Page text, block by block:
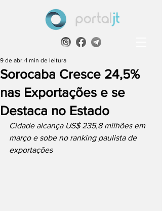
Sorocaba Cresce 24,5%
nas Exportações e se
Destaca no Estado
9 de abr. 1 min de leitura
Cidade alcança US$ 235,8 milhões em
março e sobe no ranking paulista de
exportações